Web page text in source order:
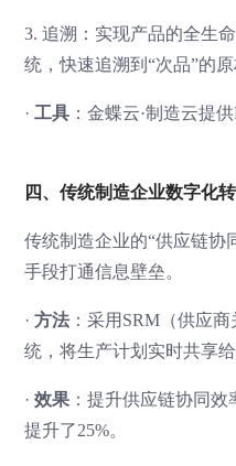
3. 追溯：实现产品的全生
统，快速追溯到“次品”的
· 工具：金蝶云·制造云提
四、传统制造企业数字化
传统制造企业的“供应链协
手段打通信息壁垒。
· 方法：采用SRM（供应
统，将生产计划实时共享
· 效果：提升供应链协同效
提升了25%。